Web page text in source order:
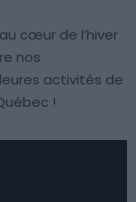
cœur de l’hiver
nos
activités de
!